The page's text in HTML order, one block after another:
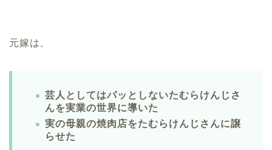
元嫁は、
芸人としてはパッとしないたむらけんじさ
んを実業の世界に導いた
実の母親の焼肉店をたむらけんじさんに譲
らせた